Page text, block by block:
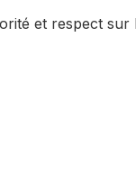
et respect sur